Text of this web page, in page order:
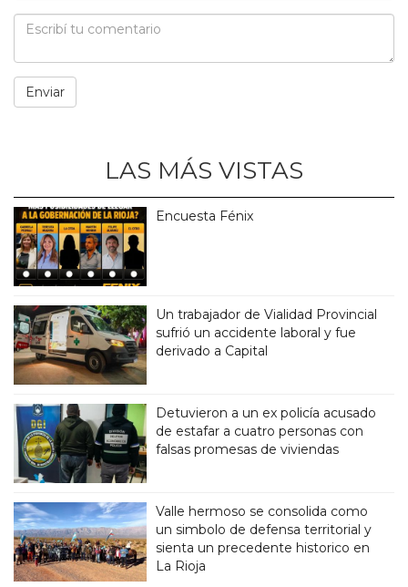
LAS MÁS VISTAS
Encuesta Fénix
Un trabajador de Vialidad Provincial
sufrió un accidente laboral y fue
derivado a Capital
Detuvieron a un ex policía acusado
de estafar a cuatro personas con
falsas promesas de viviendas
Valle hermoso se consolida como
un simbolo de defensa territorial y
sienta un precedente historico en
La Rioja